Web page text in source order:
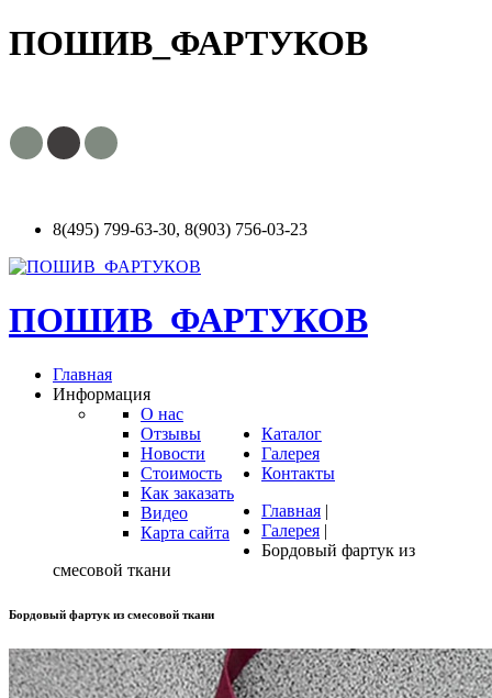
ПОШИВ_ФАРТУКОВ
8(495) 799-63-30, 8(903) 756-03-23
ПОШИВ_ФАРТУКОВ
Главная
Информация
О нас
Отзывы
Новости
Стоимость
Как заказать
Видео
Карта сайта
Каталог
Галерея
Контакты
Главная |
Галерея |
Бордовый фартук из
смесовой ткани
Бордовый фартук из смесовой ткани